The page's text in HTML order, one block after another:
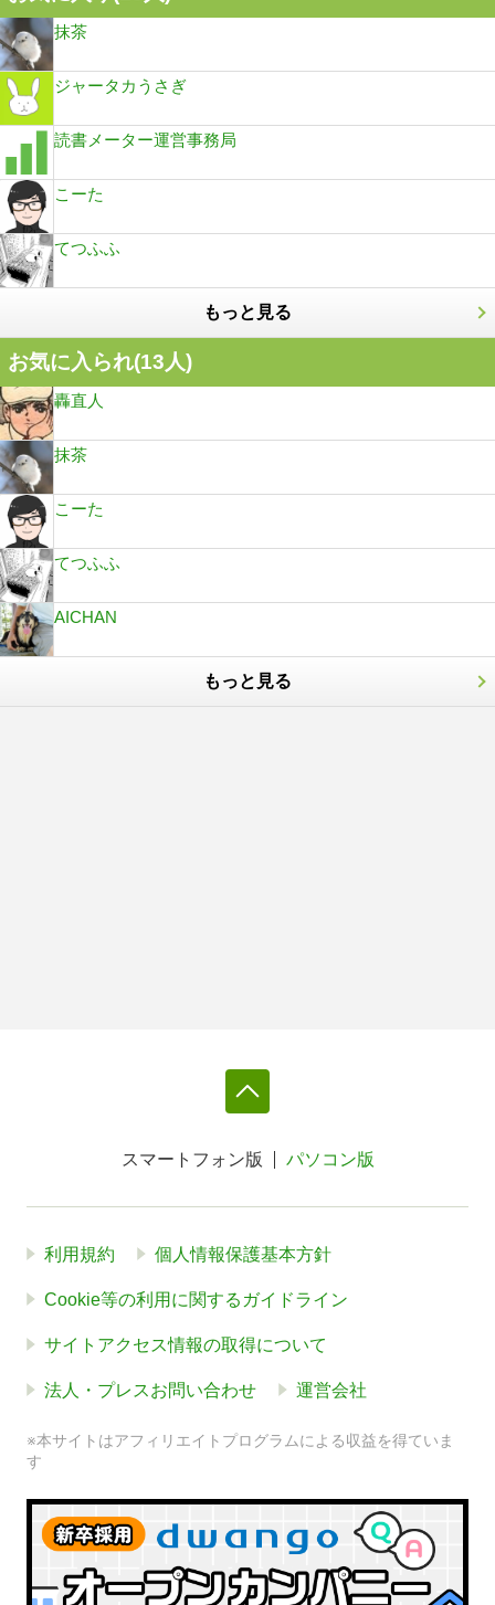
抹茶
ジャータカうさぎ
読書メーター運営事務局
こーた
てつふふ
もっと見る
お気に入られ(13人)
轟直人
抹茶
こーた
てつふふ
AICHAN
もっと見る
スマートフォン版 パソコン版
利用規約 個人情報保護基本方針
Cookie等の利用に関するガイドライン
サイトアクセス情報の取得について
法人・プレスお問い合わせ 運営会社
※本サイトはアフィリエイトプログラムによる収益を得ていま
す